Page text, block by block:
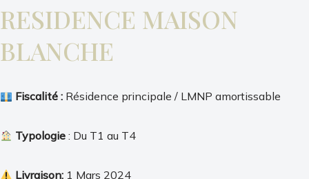
RESIDENCE MAISON
BLANCHE
Fiscalité : Résidence principale / LMNP amortissable
Typologie : Du T1 au T4
Livraison: 1 Mars 2024